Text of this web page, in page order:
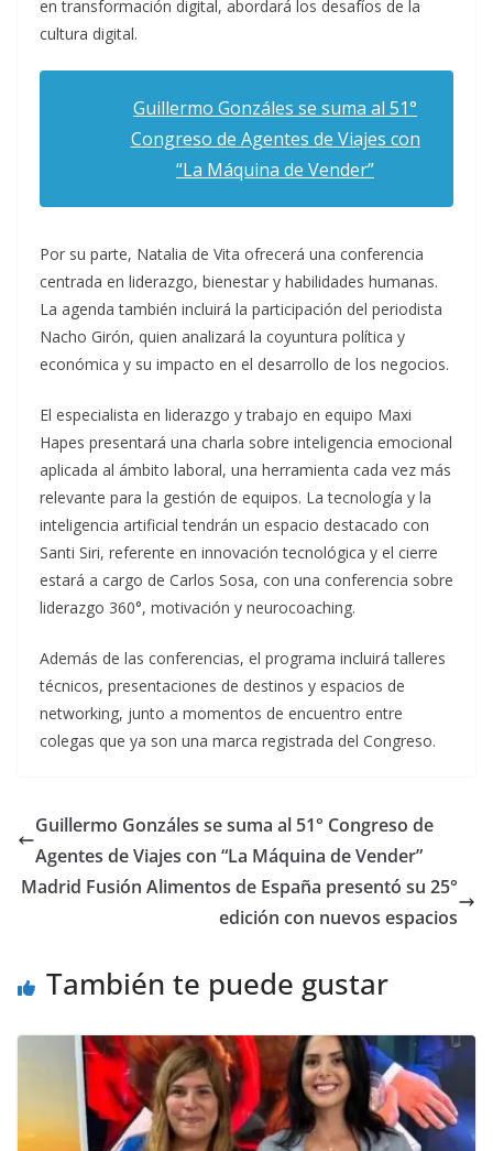
en transformación digital, abordará los desafíos de la
cultura digital.
Guillermo Gonzáles se suma al 51°
Congreso de Agentes de Viajes con
“La Máquina de Vender”
Por su parte, Natalia de Vita ofrecerá una conferencia
centrada en liderazgo, bienestar y habilidades humanas.
La agenda también incluirá la participación del periodista
Nacho Girón, quien analizará la coyuntura política y
económica y su impacto en el desarrollo de los negocios.
El especialista en liderazgo y trabajo en equipo Maxi
Hapes presentará una charla sobre inteligencia emocional
aplicada al ámbito laboral, una herramienta cada vez más
relevante para la gestión de equipos. La tecnología y la
inteligencia artificial tendrán un espacio destacado con
Santi Siri, referente en innovación tecnológica y el cierre
estará a cargo de Carlos Sosa, con una conferencia sobre
liderazgo 360°, motivación y neurocoaching.
Además de las conferencias, el programa incluirá talleres
técnicos, presentaciones de destinos y espacios de
networking, junto a momentos de encuentro entre
colegas que ya son una marca registrada del Congreso.
Guillermo Gonzáles se suma al 51° Congreso de
Agentes de Viajes con “La Máquina de Vender”
Madrid Fusión Alimentos de España presentó su 25°
edición con nuevos espacios
También te puede gustar